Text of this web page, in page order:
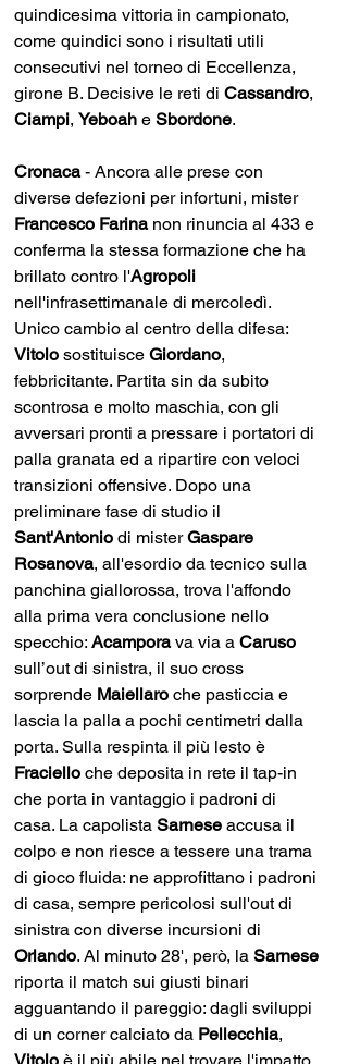
quindicesima vittoria in campionato,
come quindici sono i risultati utili
consecutivi nel torneo di Eccellenza,
girone B. Decisive le reti di Cassandro,
Ciampi, Yeboah e Sbordone.
Cronaca - Ancora alle prese con
diverse defezioni per infortuni, mister
Francesco Farina non rinuncia al 433 e
conferma la stessa formazione che ha
brillato contro l'Agropoli
nell'infrasettimanale di mercoledì.
Unico cambio al centro della difesa:
Vitolo sostituisce Giordano,
febbricitante. Partita sin da subito
scontrosa e molto maschia, con gli
avversari pronti a pressare i portatori di
palla granata ed a ripartire con veloci
transizioni offensive. Dopo una
preliminare fase di studio il
Sant'Antonio di mister Gaspare
Rosanova, all'esordio da tecnico sulla
panchina giallorossa, trova l'affondo
alla prima vera conclusione nello
specchio: Acampora va via a Caruso
sull’out di sinistra, il suo cross
sorprende Maiellaro che pasticcia e
lascia la palla a pochi centimetri dalla
porta. Sulla respinta il più lesto è
Fraciello che deposita in rete il tap-in
che porta in vantaggio i padroni di
casa. La capolista Sarnese accusa il
colpo e non riesce a tessere una trama
di gioco fluida: ne approfittano i padroni
di casa, sempre pericolosi sull'out di
sinistra con diverse incursioni di
Orlando. Al minuto 28', però, la Sarnese
riporta il match sui giusti binari
agguantando il pareggio: dagli sviluppi
di un corner calciato da Pellecchia,